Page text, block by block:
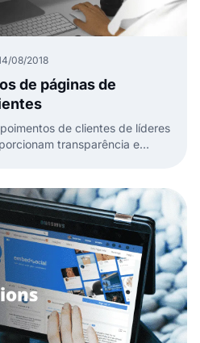
08/2018
de páginas de
de clientes de líderes
transparência e